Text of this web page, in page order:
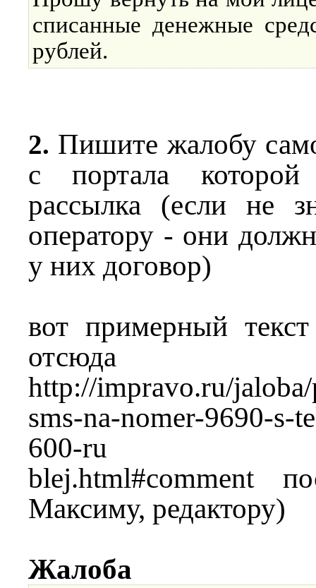
списанные денежные
рублей.
2. Пишите жалобу
с портала
рассылка (если не
оператору - они
у них договор)
вот примерный
отсюда
http://impravo.ru/
sms-na-nomer-9690-s-
600-ru
blej.html#comment
Максиму, редактору)
Жалоба